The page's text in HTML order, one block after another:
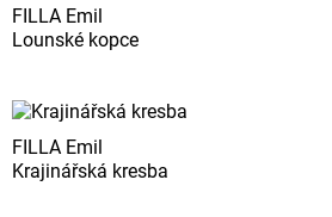
FILLA Emil
Lounské kopce
FILLA Emil
Krajinářská kresba